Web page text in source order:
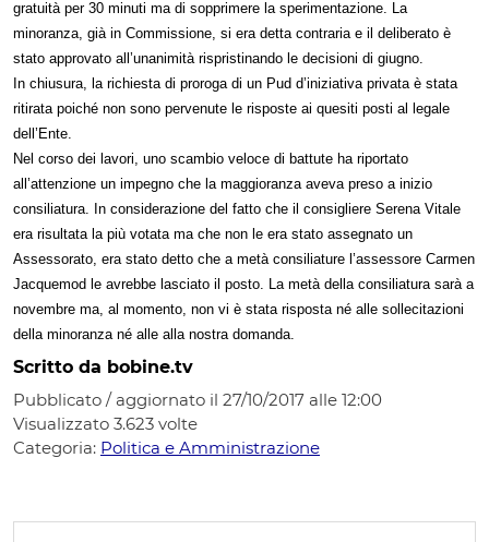
gratuità per 30 minuti ma di sopprimere la sperimentazione. La
minoranza, già in Commissione, si era detta contraria e il deliberato è
stato approvato all’unanimità rispristinando le decisioni di giugno.
In chiusura, la richiesta di proroga di un Pud d’iniziativa privata è stata
ritirata poiché non sono pervenute le risposte ai quesiti posti al legale
dell’Ente.
Nel corso dei lavori, uno scambio veloce di battute ha riportato
all’attenzione un impegno che la maggioranza aveva preso a inizio
consiliatura. In considerazione del fatto che il consigliere Serena Vitale
era risultata la più votata ma che non le era stato assegnato un
Assessorato, era stato detto che a metà consiliature l’assessore Carmen
Jacquemod le avrebbe lasciato il posto. La metà della consiliatura sarà a
novembre ma, al momento, non vi è stata risposta né alle sollecitazioni
della minoranza né alle alla nostra domanda.
Scritto da bobine.tv
Pubblicato / aggiornato il 27/10/2017 alle 12:00
Visualizzato 3.623 volte
Categoria: Politica e Amministrazione